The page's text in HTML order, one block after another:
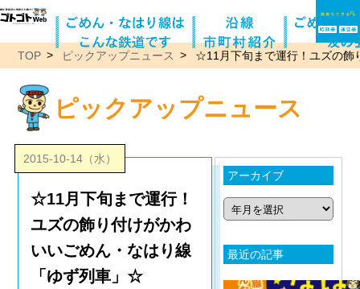
TOP ピックアップニュース ☆11月下旬まで運行！ユズの飾
ピックアップニュース
2015-10-14（水）
☆11月下旬まで運行！
ユズの飾り付けがかわ
いいごめん・なはり線
「ゆず列車」☆
アーカイブ
最近の記事